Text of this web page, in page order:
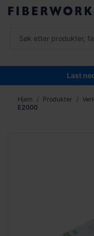
Last
Hjem Produkter
E2000